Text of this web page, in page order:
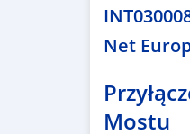
Net
Mostu